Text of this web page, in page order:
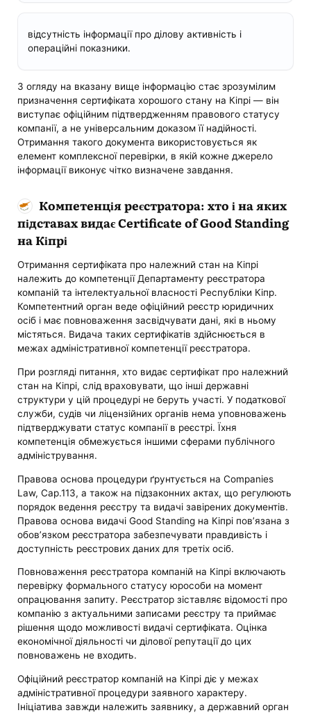
відсутність інформації про ділову активність і
операційні показники.
З огляду на вказану вище інформацію стає зрозумілим
призначення сертифіката хорошого стану на Кіпрі — він
виступає офіційним підтвердженням правового статусу
компанії, а не універсальним доказом її надійності.
Отримання такого документа використовується як
елемент комплексної перевірки, в якій кожне джерело
інформації виконує чітко визначене завдання.
Компетенція реєстратора: хто і на яких
підставах видає Certificate of Good Standing
на Кіпрі
Отримання сертифіката про належний стан на Кіпрі
належить до компетенції Департаменту реєстратора
компаній та інтелектуальної власності Республіки Кіпр.
Компетентний орган веде офіційний реєстр юридичних
осіб і має повноваження засвідчувати дані, які в ньому
містяться. Видача таких сертифікатів здійснюється в
межах адміністративної компетенції реєстратора.
При розгляді питання, хто видає сертифікат про належний
стан на Кіпрі, слід враховувати, що інші державні
структури у цій процедурі не беруть участі. У податкової
служби, судів чи ліцензійних органів нема уповноважень
підтверджувати статус компанії в реєстрі. Їхня
компетенція обмежується іншими сферами публічного
адміністрування.
Правова основа процедури ґрунтується на Companies
Law, Cap.113, а також на підзаконних актах, що регулюють
порядок ведення реєстру та видачі завірених документів.
Правова основа видачі Good Standing на Кіпрі пов’язана з
обов’язком реєстратора забезпечувати правдивість і
доступність реєстрових даних для третіх осіб.
Повноваження реєстратора компаній на Кіпрі включають
перевірку формального статусу юрособи на момент
опрацювання запиту. Реєстратор зіставляє відомості про
компанію з актуальними записами реєстру та приймає
рішення щодо можливості видачі сертифіката. Оцінка
економічної діяльності чи ділової репутації до цих
повноважень не входить.
Офіційний реєстратор компаній на Кіпрі діє у межах
адміністративної процедури заявного характеру.
Ініціатива завжди належить заявнику, а державний орган